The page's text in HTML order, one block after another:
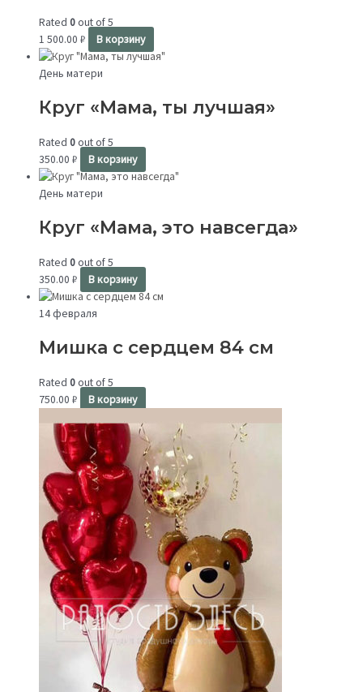
Rated 0out of 5
1 500.00 ₽ В корзину
День матери
Круг «Мама, ты лучшая»
Rated 0out of 5
350.00 ₽ В корзину
День матери
Круг «Мама, это навсегда»
Rated 0out of 5
350.00 ₽ В корзину
14 февраля
Мишка с сердцем 84 см
Rated 0out of 5
750.00 ₽ В корзину